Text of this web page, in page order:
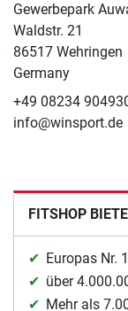
Gewerbepark
Waldstr. 21
86517 Wehringen
Germany
+49 08234
info@winsport.de
FITSHOP
Europas Nr.
über
Mehr als